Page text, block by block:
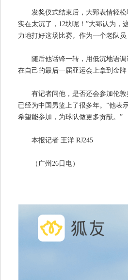
发奖仪式结束后，大郅表情轻松
实在太沉了，12块呢！”大郅认为，
力地打好这场比赛。作为一个老队
随后他话锋一转，用低沉地语调
在自己的最后一届亚运会上拿到金
有记者问他，是否还会参加伦敦
已经为中国男篮上了很多年。”他表
希望能参加，为球队做更多贡献。”
本报记者 王洋 RJ245
（广州26日电）